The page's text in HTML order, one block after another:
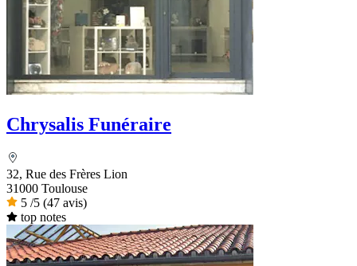
Chrysalis Funéraire
32, Rue des Frères Lion
31000 Toulouse
5 /5 (47 avis)
top notes